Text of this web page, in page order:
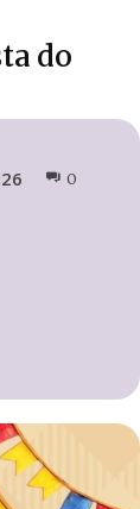
do
0